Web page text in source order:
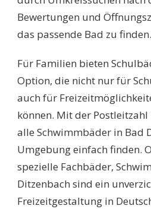
Bewertungen und
das passende Bad zu finden.
Für Familien bieten
Option, die nicht nur für
auch für
können. Mit der Postleitzahl
alle Schwimmbäder in Bad
Umgebung einfach finden.
spezielle Fachbäder,
Ditzenbach sind ein
Freizeitgestaltung in